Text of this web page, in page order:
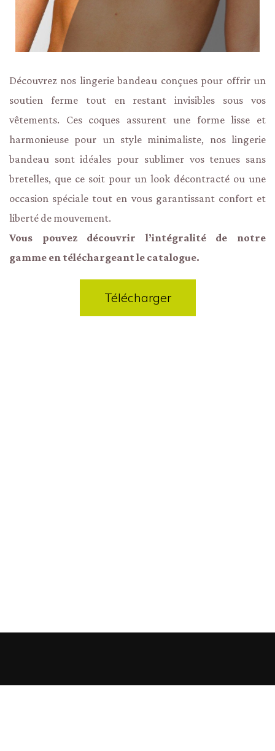
Découvrez nos lingerie bandeau conçues pour offrir un
soutien ferme tout en restant invisibles sous vos
vêtements. Ces coques assurent une forme lisse et
harmonieuse pour un style minimaliste, nos lingerie
bandeau sont idéales pour sublimer vos tenues sans
bretelles, que ce soit pour un look décontracté ou une
occasion spéciale tout en vous garantissant confort et
liberté de mouvement.
Vous pouvez découvrir l’intégralité de notre
gamme en téléchargeant le catalogue.
Télécharger